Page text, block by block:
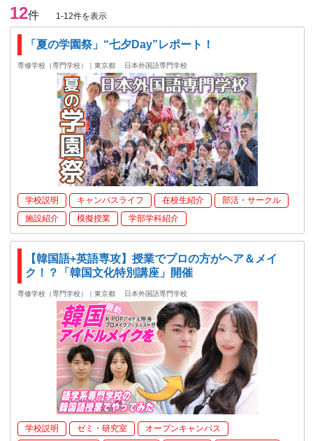
12件 1-12件を表示
「夏の学園祭」“七夕Day”レポート！
専修学校（専門学校）｜東京都 日本外国語専門学校
学校説明 キャンパスライフ 在校生紹介
部活・サークル
施設紹介
模擬授業 学部学科紹介
【韓国語+英語専攻】授業でプロの方がヘア＆メイ
ク！？「韓国文化特別講座」開催
専修学校（専門学校）｜東京都 日本外国語専門学校
学校説明 ゼミ・研究室
オープンキャンパス